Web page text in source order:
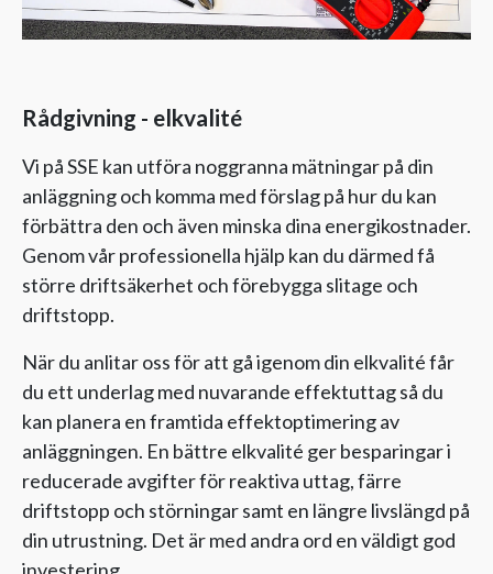
Rådgivning - elkvalité
Vi på SSE kan utföra noggranna mätningar på din
anläggning och komma med förslag på hur du kan
förbättra den och även minska dina energikostnader.
Genom vår professionella hjälp kan du därmed få
större driftsäkerhet och förebygga slitage och
driftstopp.
När du anlitar oss för att gå igenom din elkvalité får
du ett underlag med nuvarande effektuttag så du
kan planera en framtida effektoptimering av
anläggningen. En bättre elkvalité ger besparingar i
reducerade avgifter för reaktiva uttag, färre
driftstopp och störningar samt en längre livslängd på
din utrustning. Det är med andra ord en väldigt god